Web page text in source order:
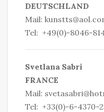
DEUTSCHLAND
Mail:
Tel: +49(0)-8046-
Svetlana Sabri
FRANCE
Mail:
Tel: +33(0)-6-4370-